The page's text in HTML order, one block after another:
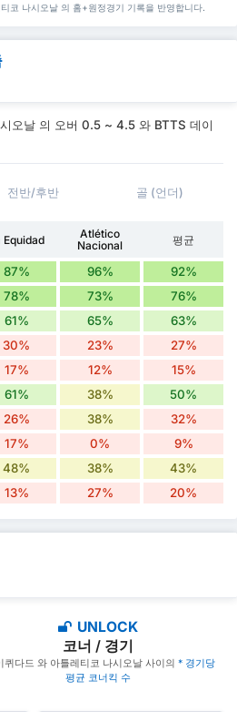
코 나시오날 의 홈+원정경기 기록을 반영합니다.
오날 의 오버 0.5 ~ 4.5 와 BTTS 데이
전반/후반 골 (언더)
Equidad
Atlético
Nacional
평균
87% 96% 92%
78% 73% 76%
61% 65% 63%
30% 23% 27%
17% 12% 15%
61% 38% 50%
26% 38% 32%
17% 0% 9%
48% 38% 43%
13% 27% 20%
UNLOCK
코너 / 경기
퀴다드 와 아틀레티코 나시오날 사이의 * 경기당
평균 코너킥 수